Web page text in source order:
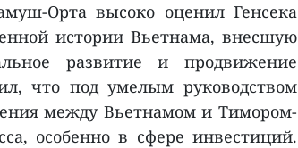
Орта высоко оценил Генсека
истории Вьетнама, внесшую
развитие и продвижение
что под умелым руководством
между Вьетнамом и Тимором-
особенно в сфере инвестиций.